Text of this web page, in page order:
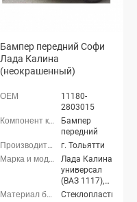
Бампер передний Софи
Лада Калина
(неокрашенный)
11180-
2803015
Бампер
передний
г. Тольятти
Лада Калина
универсал
(ВАЗ 1117),
Лада Калина
Стеклопластик